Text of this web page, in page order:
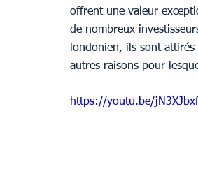
Provenceoffrent une valeur
de nombreux
londonien, ils sont
autres raisons pour
https://youtu.be/